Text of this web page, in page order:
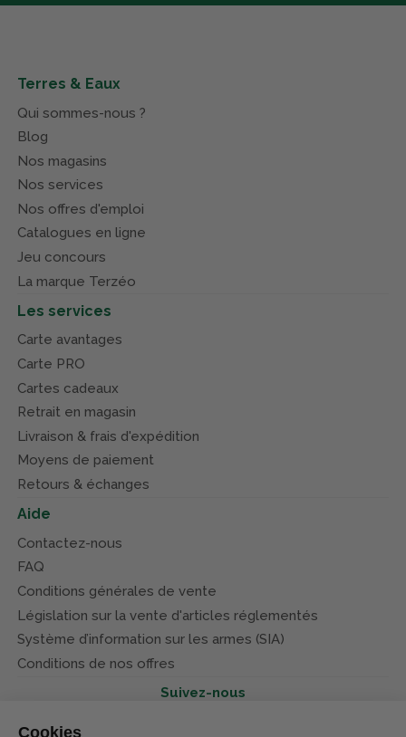
Cookies
Terres & Eaux
Qui sommes-nous ?
Blog
Nos magasins
Nos services
Nos offres d'emploi
Catalogues en ligne
Jeu concours
La marque Terzéo
Les services
Carte avantages
Carte PRO
Cartes cadeaux
Retrait en magasin
Livraison & frais d'expédition
Moyens de paiement
Retours & échanges
Aide
Contactez-nous
FAQ
Conditions générales de vente
Législation sur la vente d'articles réglementés
Système d’information sur les armes (SIA)
Conditions de nos offres
Suivez-nous